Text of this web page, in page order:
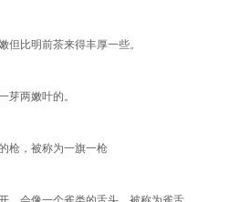
但比明前茶来得丰厚一些。
芽两嫩叶的。
枪，被称为一旗一枪